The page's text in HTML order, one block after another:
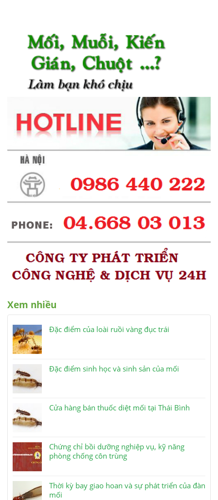
Xem nhiều
Đặc điểm của loài ruồi vàng đục trái
Đặc điểm sinh học và sinh sản của mối
Cửa hàng bán thuốc diệt mối tại Thái Bình
Chứng chỉ bồi dưỡng nghiệp vụ, kỹ năng
phòng chống côn trùng
Thời kỳ bay giao hoan và sự phát triển của đàn
mối